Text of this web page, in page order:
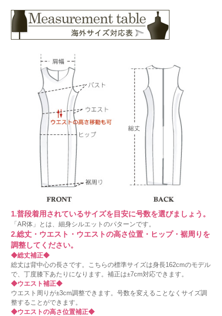
1.普段着用されているサイズを目安に号数を選びましょう。
「AR体」とは、細身シルエットのパターンです。
2.総丈・ウエスト・ウエストの高さ位置・ヒップ・裾周りを
調整してください。
◆総丈補正◆
総丈は背中心の長さです。こちらの標準サイズは身長162cmのモデル
で、丁度膝下あたりになります。補正は±7cm対応できます。
◆ウエスト補正◆
ウエスト周りが±3cm調整できます。号数を変えることなくサイズ調
整することができます。
◆ウエストの高さ位置補正◆